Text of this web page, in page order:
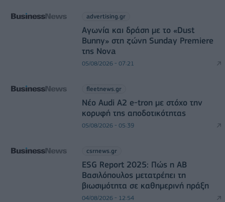
advertising.gr
Αγωνία και δράση με το «Dust
Bunny» στη ζώνη Sunday Premiere
της Nova
05/08/2026 - 07:21
fleetnews.gr
Νέο Audi A2 e-tron με στόχο την
κορυφή της αποδοτικότητας
05/08/2026 - 05:39
csrnews.gr
ESG Report 2025: Πώς η ΑΒ
Βασιλόπουλος μετατρέπει τη
βιωσιμότητα σε καθημερινή πράξη
04/08/2026 - 12:54